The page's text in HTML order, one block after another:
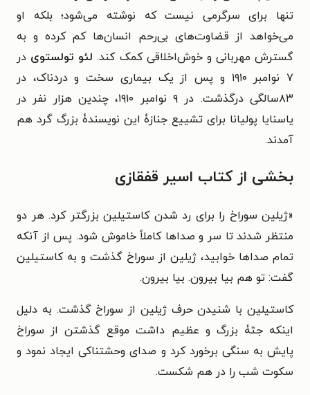
تنها برای سرگرمی نیست که نوشته می‌شود؛ بلکه او
می‌خواهد از قضاوت‌های بی‌رحم انسان‌ها کم کرده و به
گسترش مهربانی و خوش‌اخلاقی کمک کند. لئو تولستوی در
۷ نوامبر ۱۹۱۰ و پس از یک بیماری سخت و دردناک، در
۸۳سالگی درگذشت. در ۹ نوامبر ۱۹۱۰، چندین هزار نفر در
یاسنایا پولیانا برای تشییع جنازۀ این نویسندۀ بزرگ گرد هم
آمدند.
بخشی از کتاب اسیر قفقازی
«ژیلین سوراخ را برای رد شدن کاستیلین بزرگتر کرد. هر دو
منتظر شدند تا سر و صداها کاملاً خاموش شود. پس از آنکه
تمام صداها خوابید، ژیلین از سوراخ گذشت و به کاستیلین
گفت: تو هم بیا بیرون. بیا بیرون.
کاستیلین با شنیدن حرف ژیلین از سوراخ گذشت. به دلیل
اینکه جثۀ بزرگ و عظیم داشت موقع گذشتن از سوراخ
پایش به سنگی برخورد کرد و صدای وحشتناکی ایجاد نمود و
سکوت شب را در هم شکست.